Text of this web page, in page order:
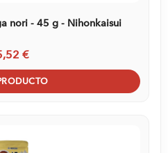
nori - 45 g - Nihonkaisui
€